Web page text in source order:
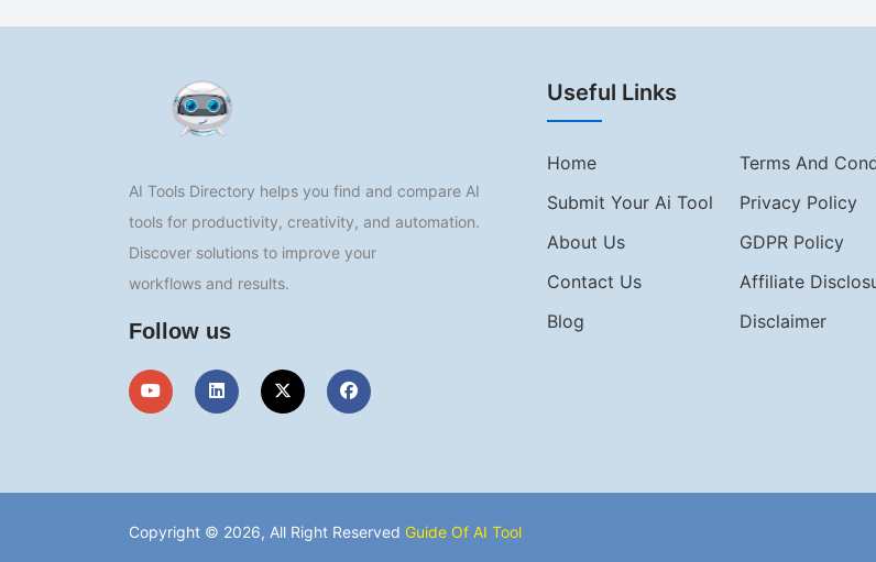
AI Tools Directory helps you find and compare AI
tools for productivity, creativity, and automation.
Discover solutions to improve your
workflows and results.
Follow us
Useful Links
Home
Terms And
Submit Your Ai Tool
Privacy Policy
About Us
GDPR Policy
Contact Us
Affiliate
Blog
Disclaimer
Copyright © 2026, All Right Reserved Guide Of AI Tool